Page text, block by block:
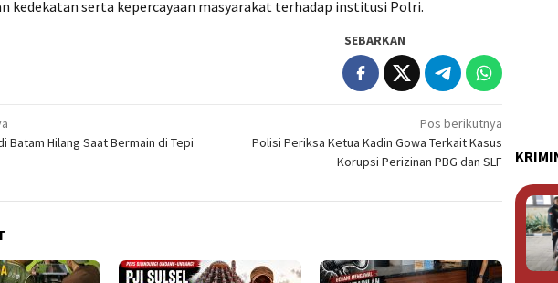
kedekatan serta kepercayaan masyarakat terhadap institusi Polri.
SEBARKAN
Batam Hilang Saat Bermain di Tepi
Pos berikutnya
Polisi Periksa Ketua Kadin Gowa Terkait Kasus
Korupsi Perizinan PBG dan SLF